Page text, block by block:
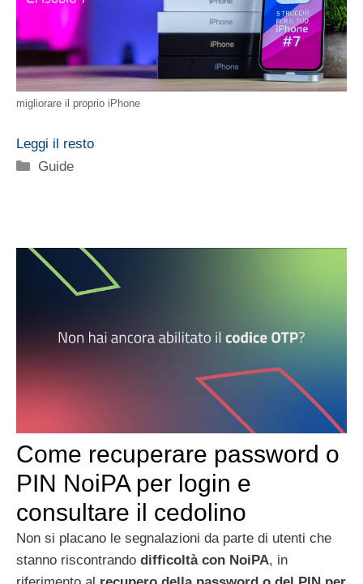
migliorare il proprio iPhone
Leggi il resto
Categorie
Guide
Come recuperare password o
PIN NoiPA per login e
consultare il cedolino
Non si placano le segnalazioni da parte di utenti che
stanno riscontrando difficoltà con NoiPA, in